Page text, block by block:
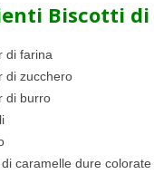
Biscotti di
di farina
di zucchero
di burro
caramelle dure colorate